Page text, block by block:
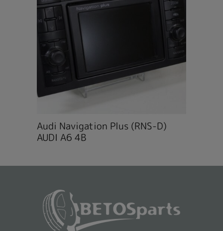
Audi Navigation Plus (RNS-D)
AUDI A6 4B